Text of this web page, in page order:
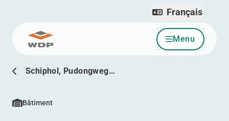
Allez au contenu Menu
Français
Schiphol, Pudongweg…
Bâtiment